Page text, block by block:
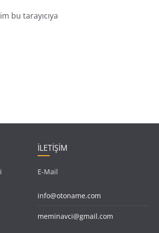
bu tarayıcıya
İLETİŞİM
E-Mail
info@otoname.com
meminavci@gmail.com